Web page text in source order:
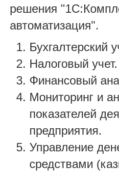
решения
автоматизация".
Бухгалтерский
Налоговый учет.
Финансовый
Мониторинг и
показателей
предприятия.
Управление
средствами